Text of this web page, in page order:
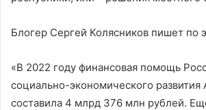
Блогер Сергей Колясников пишет по
«В 2022 году финансовая помощь
социально-экономического развития
составила 4 млрд 376 млн рублей.